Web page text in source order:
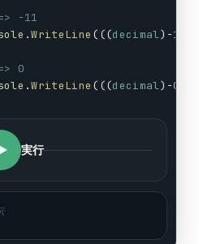
-11
.WriteLine (((decimal)-
0
.WriteLine (((decimal)-
実行